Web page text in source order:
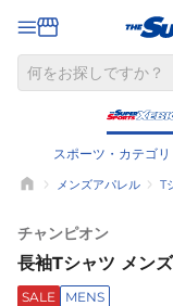
スポーツ・カテゴリ
メンズアパレル T
チャンピオン
長袖Tシャツ メン
SALE MENS